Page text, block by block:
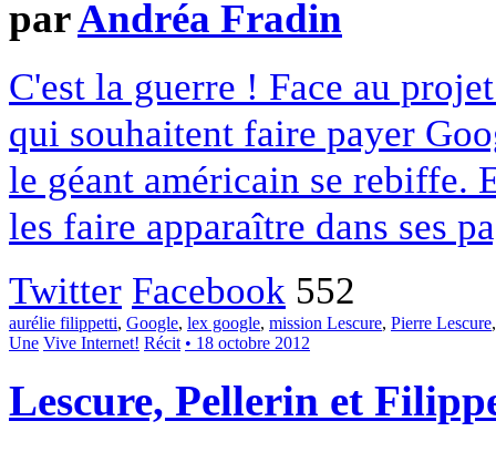
parAndréa Fradin
C'est la guerre ! Face au
qui souhaitent faire payer
le géant américain se rebiffe.
les faire apparaître dans ses
Twitter Facebook 552
aurélie filippetti, Google, lex google, mission Lescure, Pierre Lescure
Une Vive Internet! Récit • 18 octobre 2012
Lescure, Pellerin et